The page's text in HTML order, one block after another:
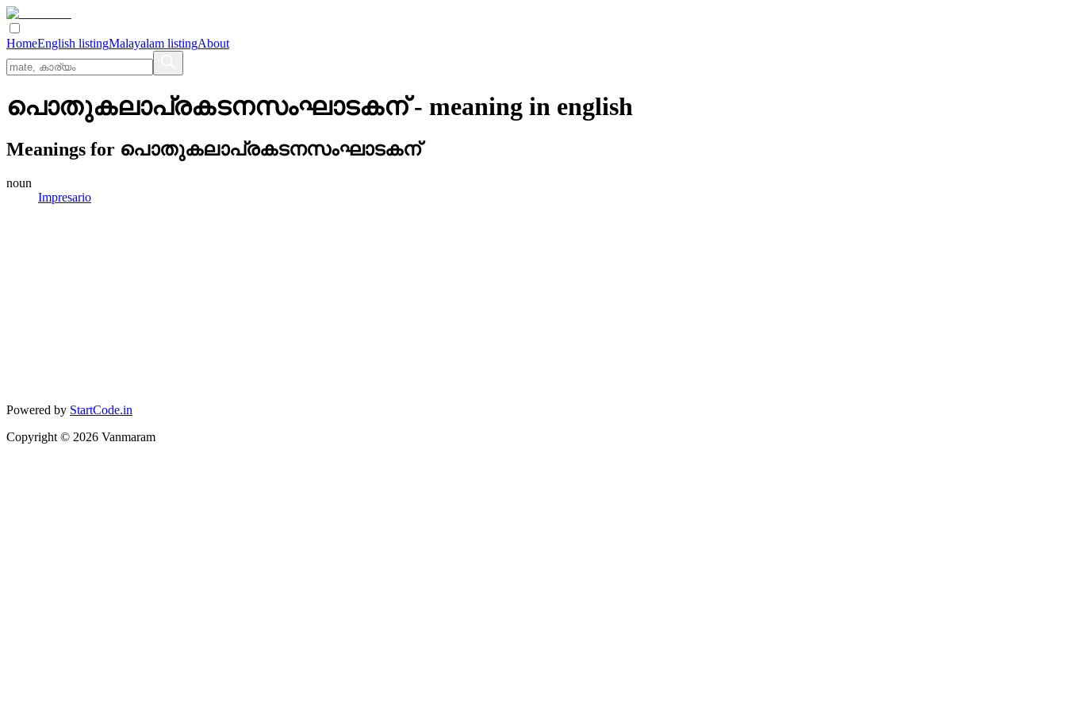
HomeEnglish listingMalayalam listingAbout
പൊതുകലാപ്രകടനസംഘാടകന്- meaning in english
Meanings for പൊതുകലാപ്രകടനസംഘാടകന്
noun
Impresario
Powered by StartCode.in
Copyright © 2026 Vanmaram